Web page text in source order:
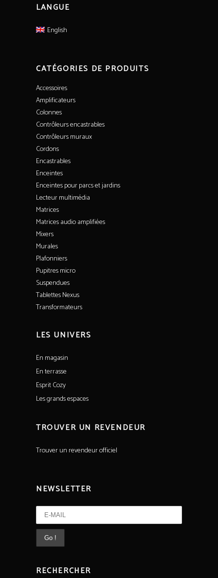
LANGUE
English
CATÉGORIES DE PRODUITS
Accessoires
Amplificateurs
Colonnes
Contrôleurs encastrables
Contrôleurs muraux
Cordons
Encastrables
Enceintes
Enceintes pour parcs et jardins
Lecteur multimédia
Matrices
Matrices audio amplifiées
Mixers
Murales
Plafonniers
Pupitres micro
Suspendues
Tablettes Nexus
Transformateurs
LES UNIVERS
En magasin
En terrasse
Esprit Cozy
Les grands espaces
TROUVER UN REVENDEUR
Trouver un revendeur officiel
NEWSLETTER
RECHERCHER